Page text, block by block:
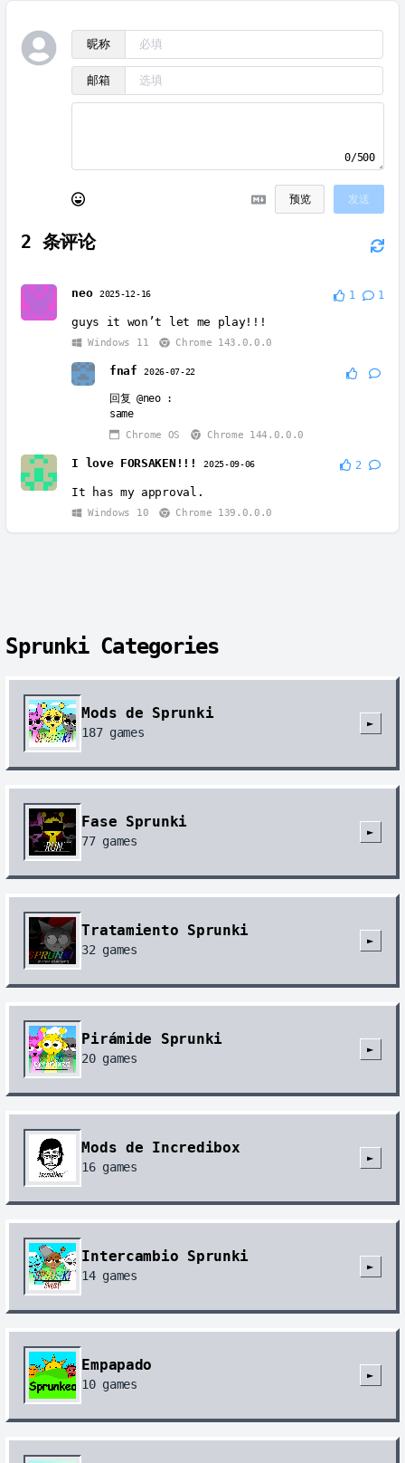
昵称
邮箱
0/500
预览 发送
2 条评论
neo 2025-12-16 1 1
guys it won’t let me play!!!
Windows 11 Chrome 143.0.0.0
fnaf 2026-07-22
回复@neo:
same
Chrome OS
Chrome 144.0.0.0
I love FORSAKEN!!! 2025-09-06 2
It has my approval.
Windows 10 Chrome 139.0.0.0
Sprunki Categories
Mods de Sprunki
187games
►
Fase Sprunki
77games
►
Tratamiento Sprunki
32 games
►
Pirámide Sprunki
20games
►
Mods de Incredibox
16games
►
Intercambio Sprunki
14games
►
Empapado
10games
►